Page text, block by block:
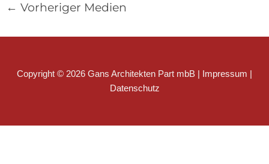
← Vorheriger Medien
Copyright © 2026 Gans Architekten Part mbB | Impressum |
Datenschutz